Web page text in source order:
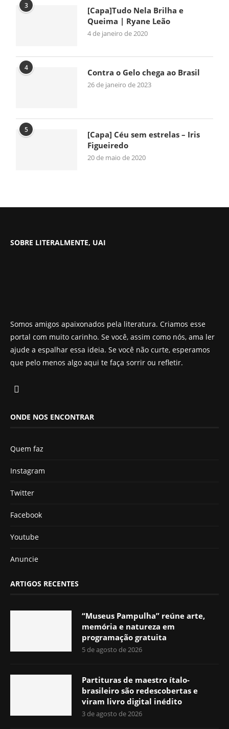
3
[Capa]Tudo Nela Brilha e
Queima | Ryane Leão
4 de janeiro de 2020
4 Contra o Gelo chega ao Brasil
26 de janeiro de 2023
5
[Capa] Céu sem estrelas – Iris
Figueiredo
20 de maio de 2020
SOBRE LITERALMENTE, UAI
Somos amigos apaixonados pela literatura. Criamos esse
portal com muito carinho. Se você, assim como nós, ama ler
ajude a espalhar essa ideia. Se você não curte, esperamos
que pelo menos algo aqui te faça sorrir ou refletir.
ONDE NOS ENCONTRAR
Quem faz
Instagram
Twitter
Facebook
Youtube
Anuncie
ARTIGOS RECENTES
“Museus Pampulha” reúne arte,
memória e natureza em
programação gratuita
5 de agosto de 2026
Partituras de maestro ítalo-
brasileiro são redescobertas e
viram livro digital inédito
3 de agosto de 2026